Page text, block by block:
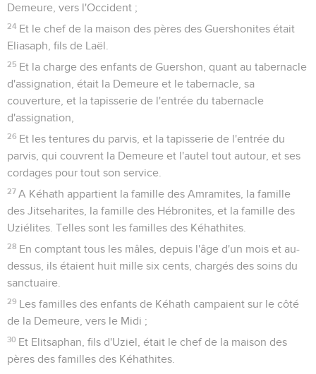
Demeure, vers l'Occident ;
24 Et le chef de la maison des pères des Guershonites était
Eliasaph, fils de Laël.
25 Et la charge des enfants de Guershon, quant au tabernacle
d'assignation, était la Demeure et le tabernacle, sa
couverture, et la tapisserie de l'entrée du tabernacle
d'assignation,
26 Et les tentures du parvis, et la tapisserie de l'entrée du
parvis, qui couvrent la Demeure et l'autel tout autour, et ses
cordages pour tout son service.
27 A Kéhath appartient la famille des Amramites, la famille
des Jitseharites, la famille des Hébronites, et la famille des
Uziélites. Telles sont les familles des Kéhathites.
28 En comptant tous les mâles, depuis l'âge d'un mois et au-
dessus, ils étaient huit mille six cents, chargés des soins du
sanctuaire.
29 Les familles des enfants de Kéhath campaient sur le côté
de la Demeure, vers le Midi ;
30 Et Elitsaphan, fils d'Uziel, était le chef de la maison des
pères des familles des Kéhathites.